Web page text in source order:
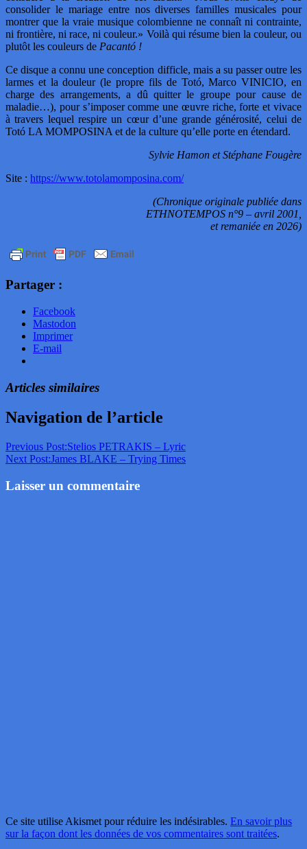
consolider le mariage entre nos diverses familles musicales pour
montrer que la vraie musique colombienne ne connaît ni contrainte,
ni frontière, ni race, ni couleur.» Voilà qui résume bien la couleur, ou
plutôt les couleurs de Pacantó !
Ce disque a connu une conception difficle, mais a su passer outre les
larmes et la douleur (le propre fils de Totó, Marco VINICIO, en
charge des arrangements, a dû quitter le groupe pour cause de
maladie…), pour s’imposer comme une œuvre riche, forte et vivace
à travers lequel respire un cœur d’une grande générosité, celui de
Totó LA MOMPOSINA et de la culture qu’elle porte en étendard.
Sylvie Hamon et Stéphane Fougère
Site : https://www.totolamomposina.com/
(Chronique originale publiée dans
ETHNOTEMPOS n°9 – avril 2001,
et remaniée en 2026)
Partager :
Facebook
Mastodon
Imprimer
E-mail
Articles similaires
Navigation de l’article
Previous Post:Stelios PETRAKIS – Lyric
Next Post:James BLAKE – Trying Times
Laisser un commentaire
Ce site utilise Akismet pour réduire les indésirables. En savoir plus
sur la façon dont les données de vos commentaires sont traitées.